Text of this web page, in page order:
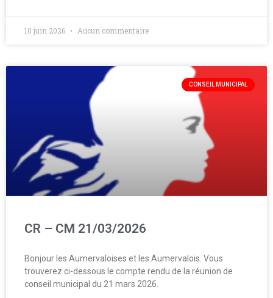
10 juin 2026 Aucun commentaire
CONSEIL MUNICIPAL
CR – CM 21/03/2026
Bonjour les Aumervaloises et les Aumervalois. Vous
trouverez ci-dessous le compte rendu de la réunion de
conseil municipal du 21 mars 2026.